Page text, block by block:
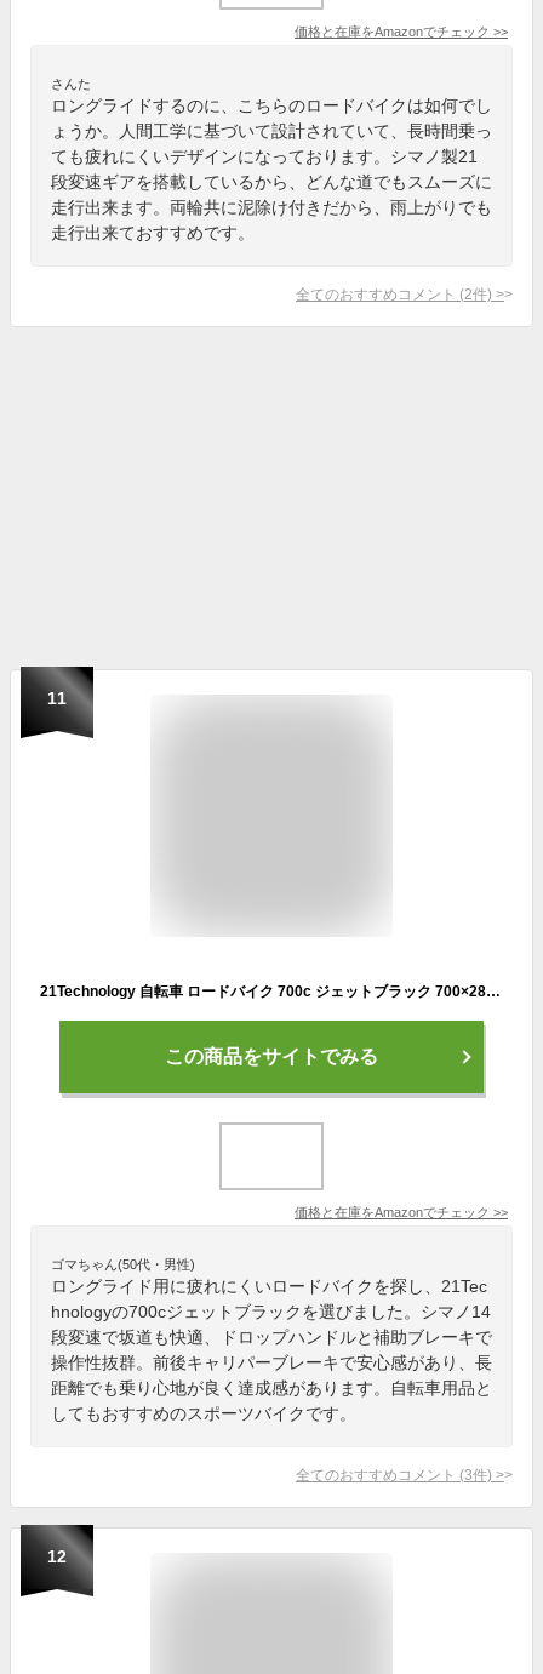
価格と在庫をAmazonでチェック >>
さんた
ロングライドするのに、こちらのロードバイクは如何でし
ょうか。人間工学に基づいて設計されていて、長時間乗っ
ても疲れにくいデザインになっております。シマノ製21
段変速ギアを搭載しているから、どんな道でもスムーズに
走行出来ます。両輪共に泥除け付きだから、雨上がりでも
走行出来ておすすめです。
全てのおすすめコメント (2件) >
11
21Technology 自転車 ロードバイク 700c ジェットブラック 700×28c シマノ14段変速ギヤ ドロップハンドル 補助ブレーキ搭載 前後キャリパーブレーキ
この商品をサイトでみる
価格と在庫をAmazonでチェック >>
ゴマちゃん(50代・男性)
ロングライド用に疲れにくいロードバイクを探し、21Tec
hnologyの700cジェットブラックを選びました。シマノ14
段変速で坂道も快適、ドロップハンドルと補助ブレーキで
操作性抜群。前後キャリパーブレーキで安心感があり、長
距離でも乗り心地が良く達成感があります。自転車用品と
してもおすすめのスポーツバイクです。
全てのおすすめコメント (3件) >
12